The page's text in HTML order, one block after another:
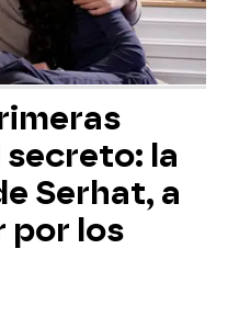
secreto: la
Serhat, a
por los